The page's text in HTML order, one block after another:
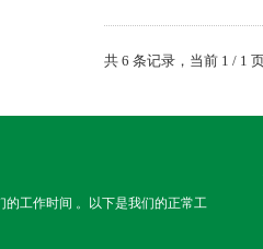
共 6 条记录，当前 1 / 1
工作时间 。以下是我们的正常工